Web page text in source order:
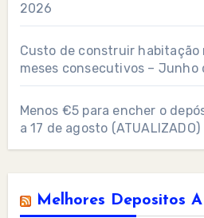
2026
Custo de construir habitação
meses consecutivos – Junho
Menos €5 para encher o
a 17 de agosto (ATUALIZADO)
Melhores Depositos